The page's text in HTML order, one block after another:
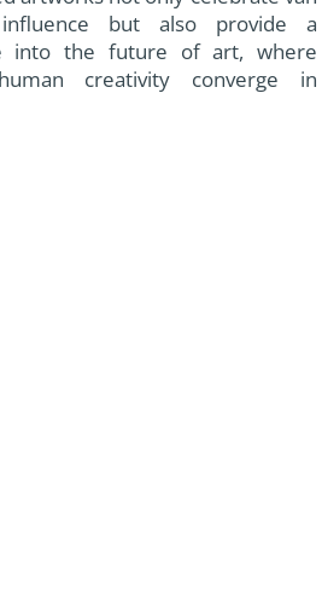
but also provide a
into the future of art, where
creativity converge in